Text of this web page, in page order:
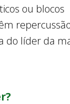
ou blocos
do líder da